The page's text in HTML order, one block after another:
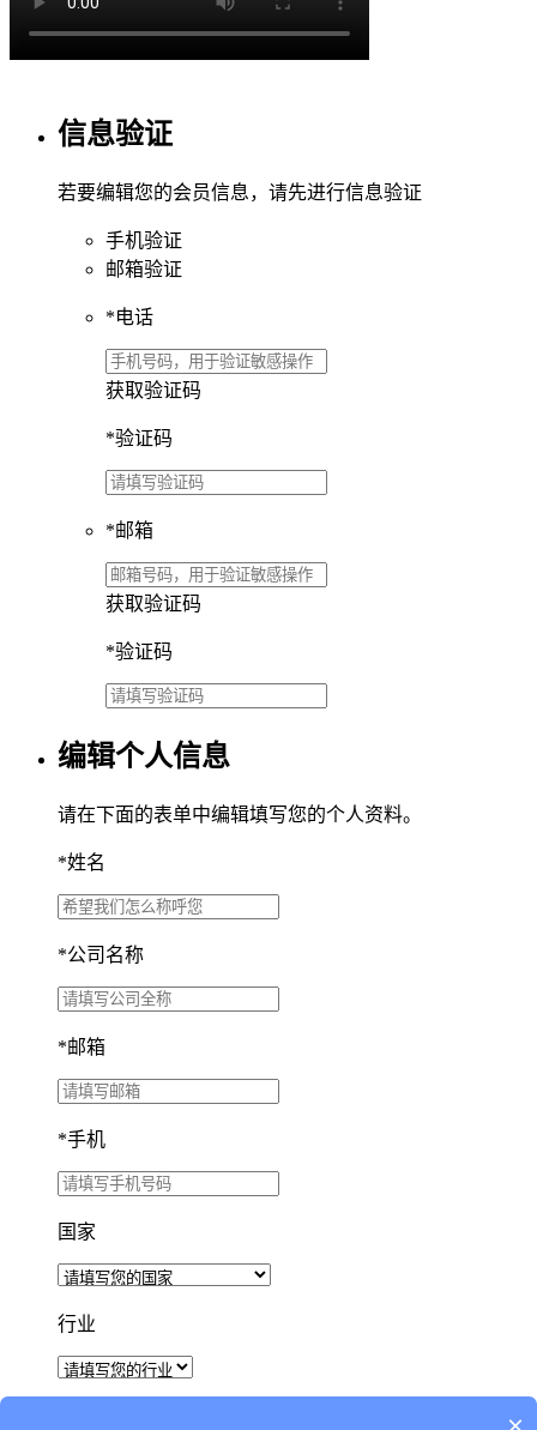
信息验证
若要编辑您的会员信息，请先进行信息验证
手机验证
邮箱验证
*电话
获取验证码
*验证码
*邮箱
获取验证码
*验证码
编辑个人信息
请在下面的表单中编辑填写您的个人资料。
*姓名
*公司名称
*邮箱
*手机
国家
行业